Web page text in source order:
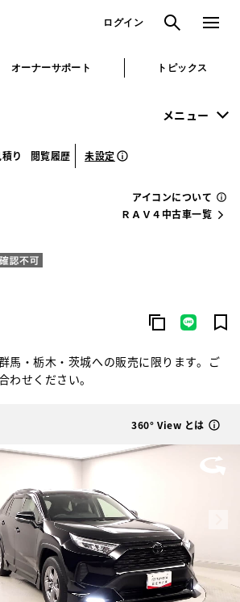
ログイン 検索 メニュ
オーナーサポート トピックス
メニュー
り 閲覧履歴 未設定
アイコンについて
ＲＡＶ４中古車一覧
馬・栃木・茨城への販売に限ります。ご
わせください。
360° View とは